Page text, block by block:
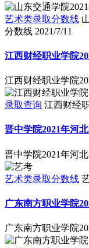
艺术类录取分数线
分数线 2021/7/11
江西财经职业学院
江西财经职业学院
录取查询 江西财经
晋中学院2021年河
晋中学院2021年河
艺术类录取分数线
广东南方职业学院
广东南方职业学院